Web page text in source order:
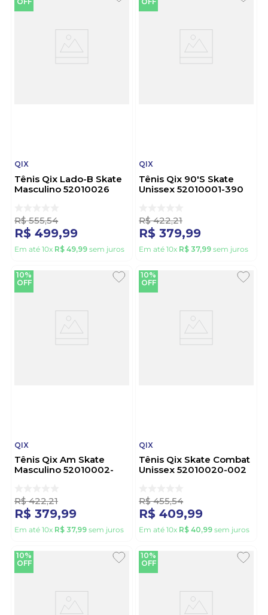
QIX
Tênis Qix Lado-B Skate
Masculino 52010026
R$ 555,54
R$ 499,99
Em até 10x R$ 49,99 sem juros
QIX
Tênis Qix 90'S Skate
Unissex 52010001-390
R$ 422,21
R$ 379,99
Em até 10x R$ 37,99 sem juros
10%
OFF
QIX
Tênis Qix Am Skate
Masculino 52010002-
R$ 422,21
R$ 379,99
Em até 10x R$ 37,99 sem juros
10%
OFF
QIX
Tênis Qix Skate Combat
Unissex 52010020-002
R$ 455,54
R$ 409,99
Em até 10x R$ 40,99 sem juros
10%
OFF
10%
OFF